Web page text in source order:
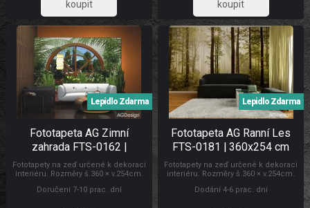
81,82 867,77
Fototapeta AG Zimní
zahrada FTS-0162 |
360x254 cm
Fototapety na zeď určené k dekoraci
interiéru. Rozměry š.360 × v.254cm.
v ČR. Snadné lepení ve čtyřech
Lepidlo Zdarma
Doručení 7-10 prac. dní
Fototapeta AG Ranní Les
FTS-0181 | 360x254 cm
Fototapety na zeď určené k dekoraci
interiéru. Rozměry š.360 × v.254cm.
v ČR. Snadné lepení ve čtyřech
Lepidlo Zdarma
Dodání 4-6 prac. dní